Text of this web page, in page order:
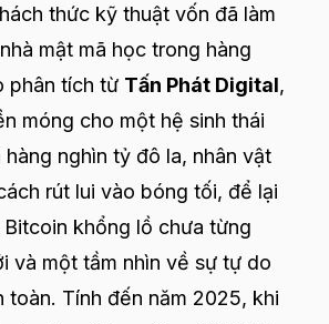
thức kỹ thuật vốn đã làm
mật mã học trong hàng
phân tích từ Tấn Phát Digital,
móng cho một hệ sinh thái
hàng nghìn tỷ đô la, nhân vật
rút lui vào bóng tối, để lại
khổng lồ chưa từng
và một tầm nhìn về sự tự do
toàn. Tính đến năm 2025, khi